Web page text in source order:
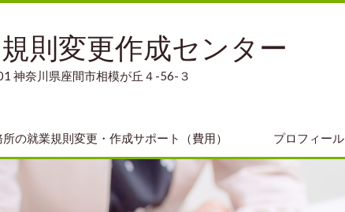
則変更作成センター
神奈川県座間市相模が丘４-56-３
の就業規則変更・作成サポート（費用） プロフィール